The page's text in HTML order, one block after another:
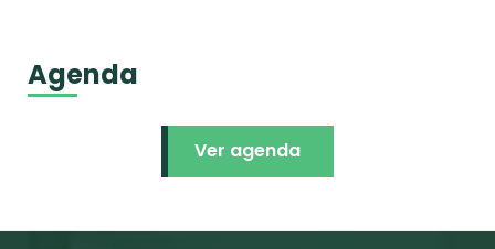
Agenda
Ver agenda